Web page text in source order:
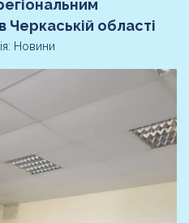
області
Новини